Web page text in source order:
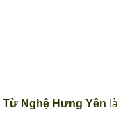
Nghệ Hưng Yên là